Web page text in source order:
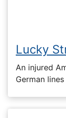
Lucky
An injured
German